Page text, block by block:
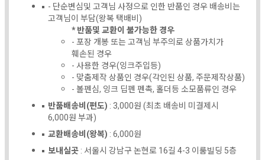
- 단순변심및 고객님 사정으로 인한 반품인 경우 배송비는
고객님이 부담(왕복 택배비)
* 반품및 교환이 불가능한 경우
- 포장 개봉 또는 고객님 부주의로 상품가치가
훼손된 경우
- 사용한 경우(잉크주입등)
- 맞춤제작 상품인 경우(각인된 상품, 주문제작상품)
- 볼펜심, 잉크 딥펜 펜촉, 홀더등 소모품류인 경우
반품배송비(편도) : 3,000원 (최초 배송비 미결제시
6,000원 부과)
교환배송비(왕복) : 6,000원
보내실곳: 서울시 강남구 논현로 16길 4-3 이룸빌딩 5층